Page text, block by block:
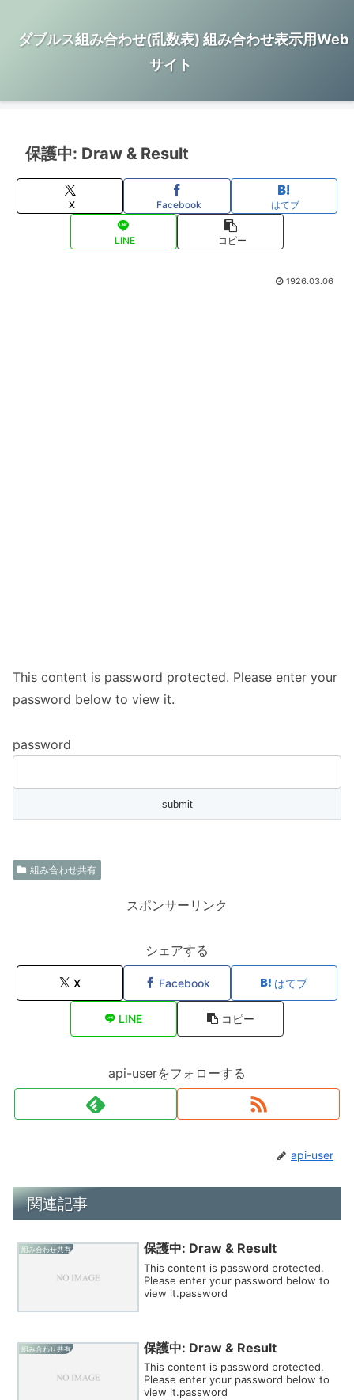
ダブルス組み合わせ(乱数表) 組み合わせ表示用Web
サイト
保護中: Draw & Result
X Facebook はてブ
LINE コピー
1926.03.06
This content is password protected. Please enter your
password below to view it.
password
組み合わせ共有
スポンサーリンク
シェアする
X Facebook はてブ
LINE コピー
api-userをフォローする
api-user
関連記事
組み合わせ共有 保護中: Draw & Result
This content is password protected.
Please enter your password below to
view it.password
組み合わせ共有 保護中: Draw & Result
This content is password protected.
Please enter your password below to
view it.password